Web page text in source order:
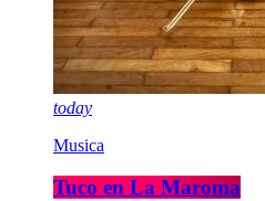
today
Musica
Tuco en La Maroma